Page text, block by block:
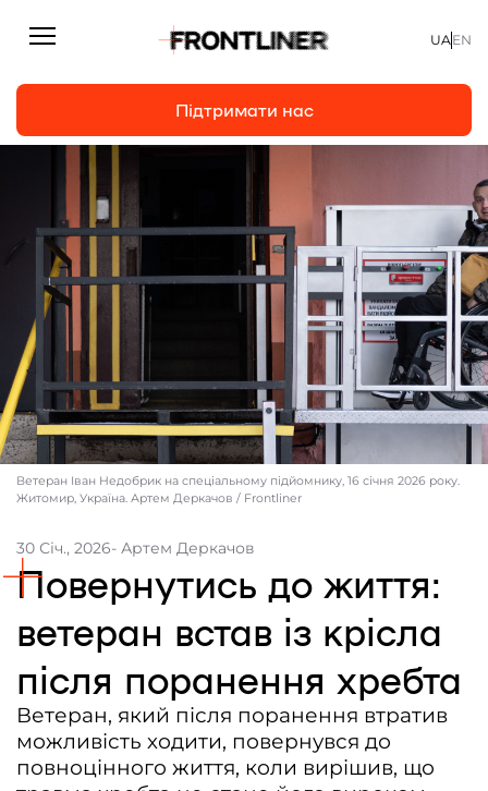
Репортажі
Статті
Інтерв’ю
Особисто
На часі
Про нас
Підтримати
Команда
Співпраця
Медіакіт
Партнери проєкту та подяка
Редакційна політика | Копірайт
Документи
Підтримати нас
UAEN
Підтримати нас
Ветеран Іван Недобрик на спеціальному підйомнику, 16 січня 2026 року.
Житомир, Україна. Артем Деркачов / Frontliner
30 Січ., 2026- Артем Деркачов
Повернутись до життя:
ветеран встав із крісла
після поранення хребта
Ветеран, який після поранення втратив
можливість ходити, повернувся до
повноцінного життя, коли вирішив, що